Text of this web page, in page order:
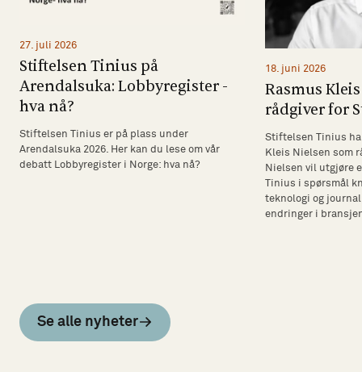
27. juli 2026
Stiftelsen Tinius på
Arendalsuka: Lobbyregister -
hva nå?
Stiftelsen Tinius er på plass under
Arendalsuka 2026. Her kan du lese om vår
debatt Lobbyregister i Norge: hva nå?
18. juni 2026
Rasmus
rådgiver for
Stiftelsen Tinius
Kleis Nielsen som
Nielsen vil utgjøre
Tinius i spørsmål
teknologi og
endringer i
Se alle nyheter